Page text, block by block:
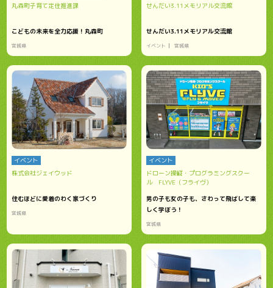
丸森町子育て定住推進課
こどもの未来を全力応援！丸森町
宮城県
せんだい3.11メモリアル交流館
せんだい3.11メモリアル交流館
イベント 宮城県
イベント
株式会社ジェイウッド
住むほどに愛着のわく家づくり
宮城県
イベント
ドローン操縦・プログラミングスクー
ル FLYVE（フライヴ）
男の子も女の子も、さわって飛ばして楽
しく学ぼう！
宮城県